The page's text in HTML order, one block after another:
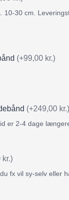
10-30 cm.
(+99,00 kr.)
(+249,00 kr.)
er 2-4 dage
kr.)
fx vil sy-selv eller